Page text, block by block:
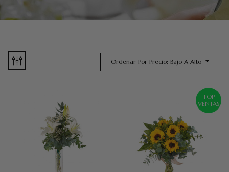
Ordenar Por Precio: Bajo A Alto
TOP
VENTAS